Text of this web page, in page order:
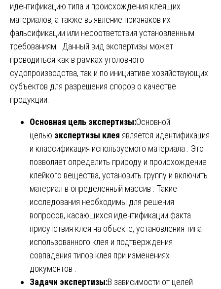
идентификацию типа и происхождения клеящих
материалов, а также выявление признаков их
фальсификации или несоответствия установленным
требованиям . Данный вид экспертизы может
проводиться как в рамках уголовного
судопроизводства, так и по инициативе хозяйствующих
субъектов для разрешения споров о качестве
продукции.
Основная цель экспертизы:Основной
целью экспертизы клея является идентификация
и классификация используемого материала . Это
позволяет определить природу и происхождение
клейкого вещества, установить группу и включить
материал в определенный массив . Такие
исследования необходимы для решения
вопросов, касающихся идентификации факта
присутствия клея на объекте, установления типа
использованного клея и подтверждения
совпадения типов клея при изменениях
документов .
Задачи экспертизы:В зависимости от целей